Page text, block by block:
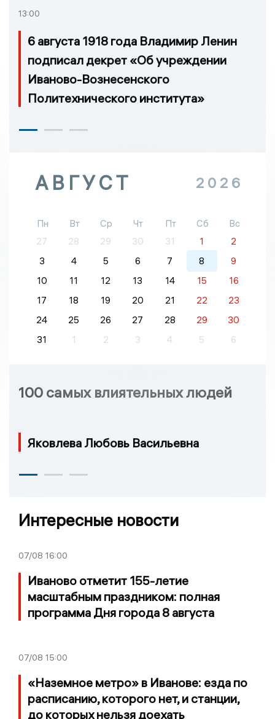
13:00
6 августа 1918 года Владимир Ленин
подписал декрет «Об учреждении
Иваново-Вознесенского
Политехнического института»
АВГУСТ 2026
Пн Вт Ср Чт Пт Сб
Вс
27
28 29 30 31 1
2
3
4 5 6 7 8
9
10
11 12 13 14 15
16
17
18 19 20 21 22
23
24
25 26 27 28 29
30
31
1 2 3 4 5 6
100 самых влиятельных людей
Яковлева Любовь Васильевна
Интересные новости
07/08 16:00
Иваново отметит 155-летие
масштабным праздником: полная
программа Дня города 8 августа
07/08 15:00
«Наземное метро» в Иванове: езда по
расписанию, которого нет, и станции,
до которых нельзя доехать